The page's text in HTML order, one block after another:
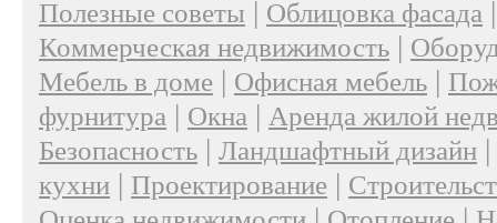
Полезные советы | Облицовка фасада
Коммерческая недвижимость |
Мебель в доме | Офисная мебель |
фурнитура | Окна | Аренда жилой
Безопасность | Ландшафтный дизайн |
кухни | Проектирование |